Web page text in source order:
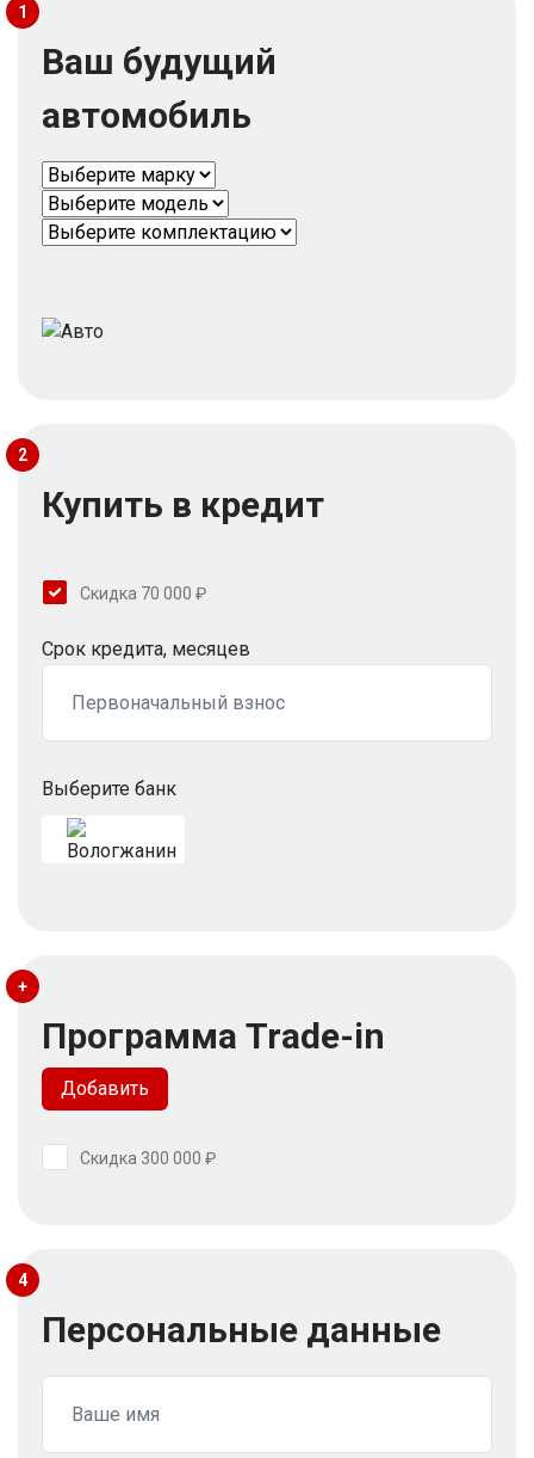
1
Ваш будущий
автомобиль
2
Купить в кредит
Скидка 70 000 ₽
Срок кредита, месяцев
Выберите банк
+
Программа Trade-in
Добавить
Скидка 300 000 ₽
4
Персональные данные